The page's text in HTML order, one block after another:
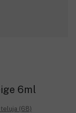
6ml
(68)